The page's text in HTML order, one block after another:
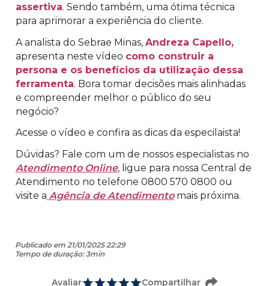
assertiva. Sendo também, uma ótima técnica
para aprimorar a experiência do cliente.
A analista do Sebrae Minas, Andreza Capello,
apresenta neste vídeo como construir a
persona e os benefícios da utilização dessa
ferramenta. Bora tomar decisões mais alinhadas
e compreender melhor o público do seu
negócio?
Acesse o vídeo e confira as dicas da especilaista!
Dúvidas? Fale com um de nossos especialistas no
Atendimento Online, ligue para nossa Central de
Atendimento no telefone 0800 570 0800 ou
visite a Agência de Atendimentomais próxima.
Publicado em 21/01/2025 22:29
Tempo de duração: 3min
Avaliar Compartilhar